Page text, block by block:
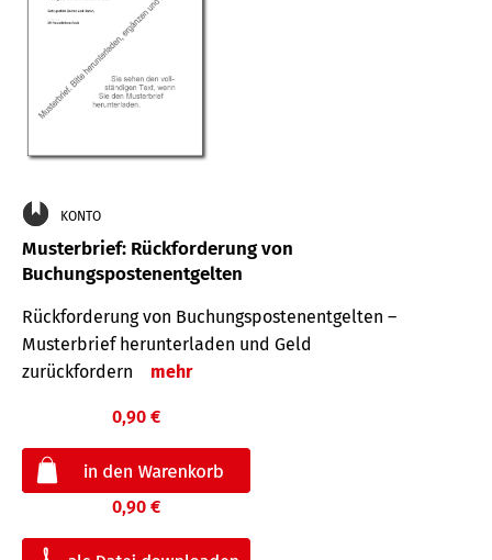
KONTO
Musterbrief: Rückforderung von
Buchungspostenentgelten
Rückforderung von Buchungspostenentgelten –
Musterbrief herunterladen und Geld
zurückfordern
mehr
0,90 €
0,90 €